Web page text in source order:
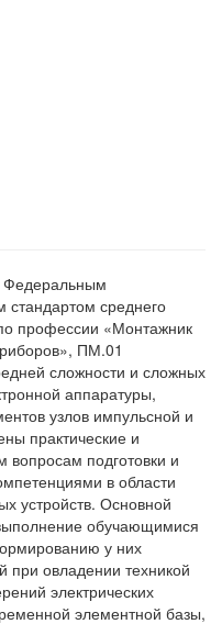
Федеральным
стандартом среднего
профессии «Монтажник
ПМ.01
сложности и сложных
аппаратуры,
узлов импульсной и
практические и
подготовки и
в области
устройств. Основной
обучающимися
у них
при овладении техникой
электрических
элементной базы,